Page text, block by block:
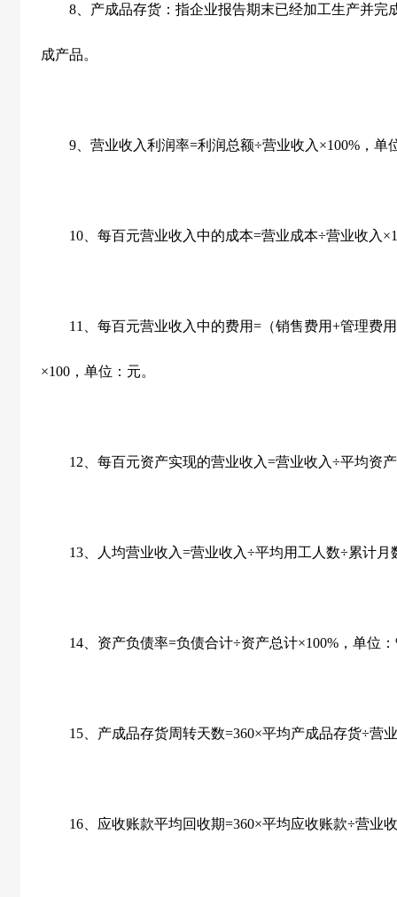
8 、产成品存货：指企业报告期末已经加工生产并
成产品。
9 、营业收入利润率=利润总额÷营业收入×100% ，单
10 、每百元营业收入中的成本=营业成本÷营业收入×
11 、每百元营业收入中的费用= （销售费用+管理费用
×100 ，单位：元。
12 、每百元资产实现的营业收入=营业收入÷平均资
13 、人均营业收入=营业收入÷平均用工人数÷累计月
14 、资产负债率=负债合计÷资产总计×100% ，单位：
15 、产成品存货周转天数=360×平均产成品存货÷营
16 、应收账款平均回收期=360×平均应收账款÷营业